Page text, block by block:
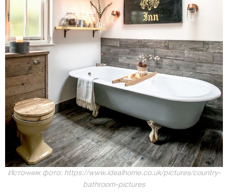
Источник фото: https://www.idealhome.co.uk/pictures/country-
bathroom-pictures